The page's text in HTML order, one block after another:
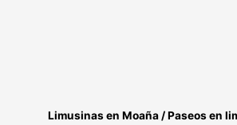
Limusinas en Moaña / Paseos en